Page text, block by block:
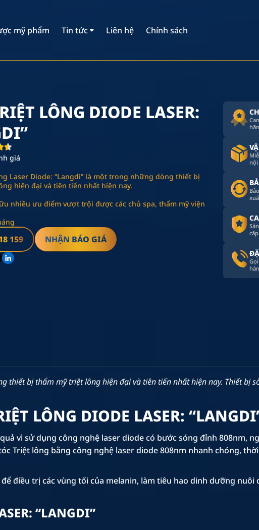
mỹ phẩm Tin tức Liên hệ Chính sách
LÔNG DIODE LASER:
giá
Laser Diode: “Langdi” là một trong những dòng thiết bị
hiện đại và tiên tiến nhất hiện nay.
nhiều ưu điểm vượt trội được các chủ spa, thẩm mỹ viện
159
NHẬN BÁO GIÁ
thiết bị thẩm mỹ triệt lông hiện đại và tiên tiến nhất hiện nay. Thiết bị
LÔNG DIODE LASER:
vì sử dụng công nghệ laser diode có bước sóng đỉnh 808nm,
Triệt lông bằng công nghệ laser diode 808nm nhanh chóng,
điều trị các vùng tối của melanin, làm tiêu hao dinh dưỡng
“LANGDI”
+ làm mát không khí + chip làm mát bằng laser Diode